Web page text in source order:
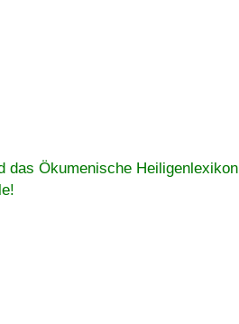
das Ökumenische Heiligenlexikon